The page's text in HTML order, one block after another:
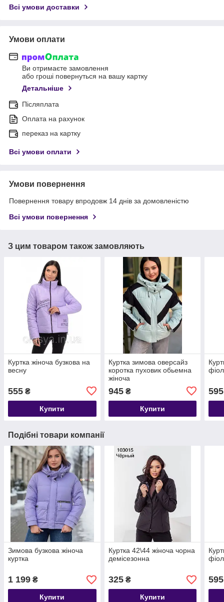
Всі умови доставки
Умови оплати
Ви отримаєте замовлення
або гроші повернуться на вашу картку
Детальніше
Післяплата
Оплата на рахунок
переказ на картку
Всі умови оплати
Умови повернення
Повернення товару впродовж 14 днів за домовленістю
Всі умови повернення
З цим товаром також замовляють
Куртка жіноча бузкова на
весну
555 ₴
Купити
Куртка зимова оверсайз
коротка пуховик обьемна
жіноча
945₴
Купити
595
Подібні товари компанії
Зимова бузкова жіноча
куртка
1 199 ₴
Купити
Куртка 42\44 жіноча чорна
демісезонна
325₴
Купити
595